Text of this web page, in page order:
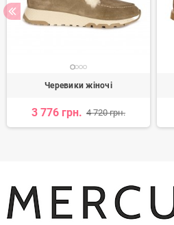
Черевики жіночі
3 776 грн. 4 720 грн.